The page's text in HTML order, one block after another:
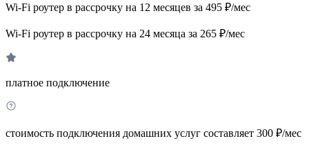
Wi-Fi роутер в рассрочку на 12 месяцев за 495 ₽/мес
Wi-Fi роутер в рассрочку на 24 месяца за 265 ₽/мес
платное подключение
стоимость подключения домашних услуг составляет 300 ₽/мес